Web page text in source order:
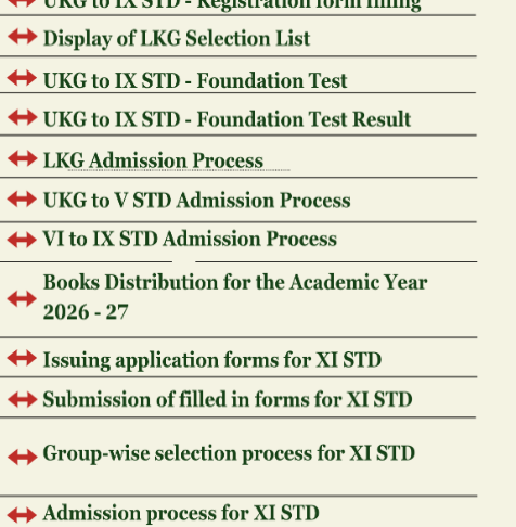
могут зарабатывать на производстве. Реклама товара,
распродажи, акции – продавец решает сам, чем и как
Если работа ведется с дилером, клиент рискует только
Ниже вы найдёте объяснение, в чём о разница между дилером и
Более того, производитель зачастую предлагает дилеру
дабы избежать провалов рынка.
Реклама товара, сезонные и праздничные распродажи, акции –
привлечь к себе людей.
Источником же заработка брокера является только
добавляют в список своих доходов и комиссионные).
больше интересует возможность торговли на рынке
первую сделку, трейдеру достаточно разобраться, кто
у него счет – в этом поможет Николай Солабуто,
Менеджмент». Они между собой сходны тем, что являются
сделок с ценными бумагами и другими активами. Они имеют
частными инвесторами, юридическими лицами и
части, своего рода, иерархической цепочки, которая
производителя к потребителю.